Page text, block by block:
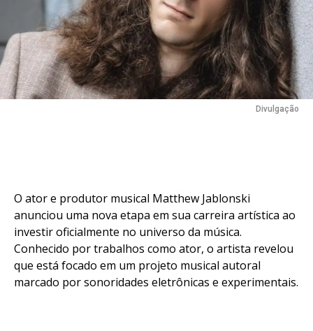
Divulgação
O ator e produtor musical Matthew Jablonski
anunciou uma nova etapa em sua carreira artística ao
investir oficialmente no universo da música.
Conhecido por trabalhos como ator, o artista revelou
que está focado em um projeto musical autoral
marcado por sonoridades eletrônicas e experimentais.
Flipboard
Reddit